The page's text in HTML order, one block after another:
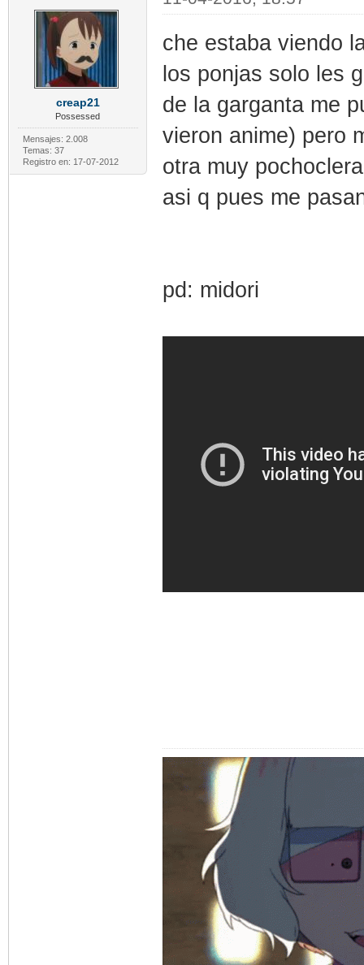
creap21
Possessed
Mensajes: 2.008
Temas: 37
Registro en: 17-07-2012
che estaba viendo
los ponjas solo les
de la garganta me
vieron anime) pero
otra muy
asi q pues me
pd: midori